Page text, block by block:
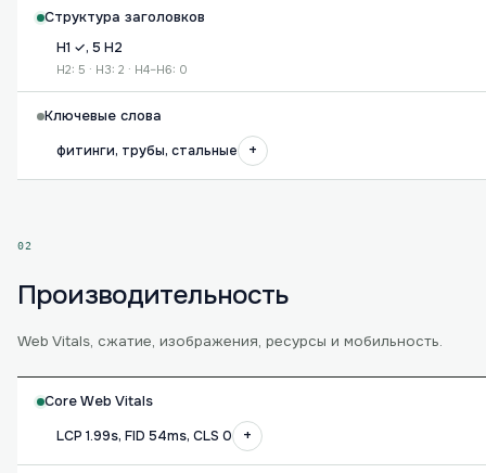
Структура заголовков
H1 ✓, 5 H2
H2: 5 · H3: 2 · H4–H6: 0
Ключевые слова
фитинги, трубы, стальные
+
02
Производительность
Web Vitals, сжатие, изображения, ресурсы и мобильность.
Core Web Vitals
LCP 1.99s, FID 54ms, CLS 0
+